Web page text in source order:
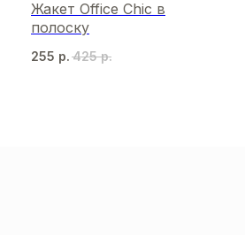
Жакет Office Chic в
полоску
255 р. 425 р.